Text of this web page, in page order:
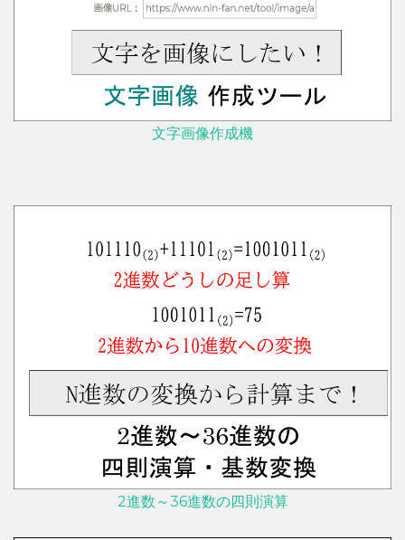
文字画像作成機
2進数～36進数の四則演算